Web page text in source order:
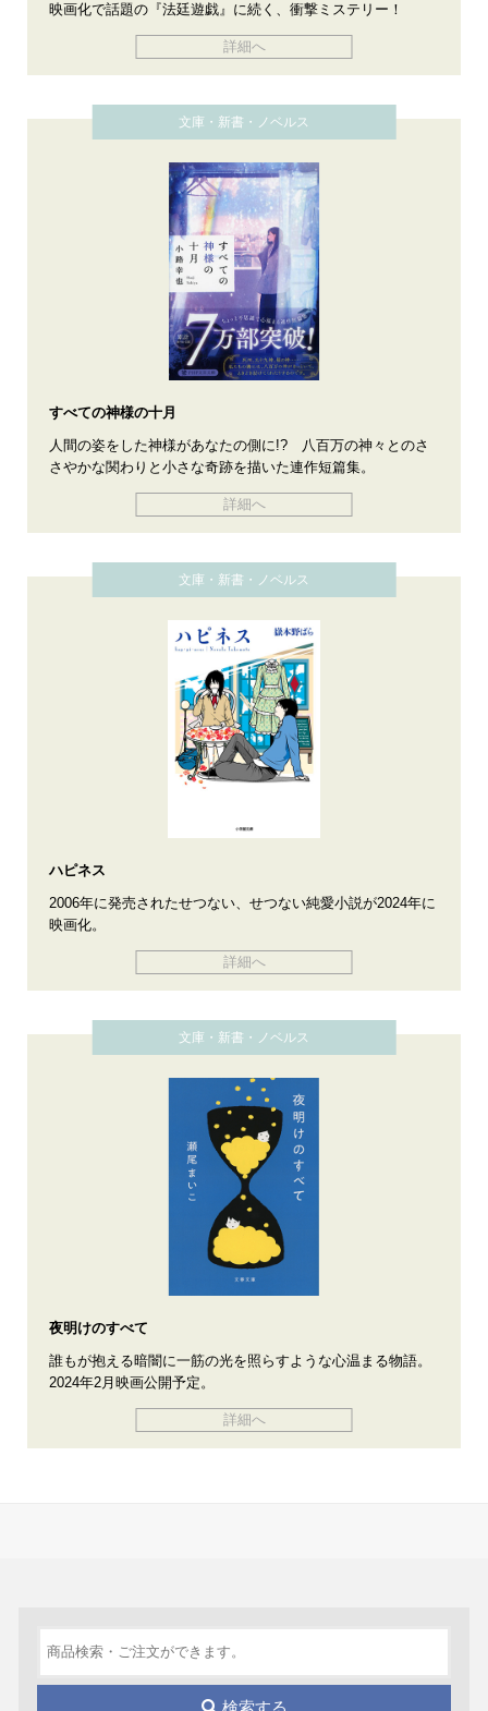
映画化で話題の『法廷遊戯』に続く、衝撃ミステリー！
詳細へ
文庫・新書・ノベルス
すべての神様の十月
人間の姿をした神様があなたの側に!? 八百万の神々とのさ
さやかな関わりと小さな奇跡を描いた連作短篇集。
詳細へ
文庫・新書・ノベルス
ハピネス
2006年に発売されたせつない、せつない純愛小説が2024年に
映画化。
詳細へ
文庫・新書・ノベルス
夜明けのすべて
誰もが抱える暗闇に一筋の光を照らすような心温まる物語。
2024年2月映画公開予定。
詳細へ
検索する